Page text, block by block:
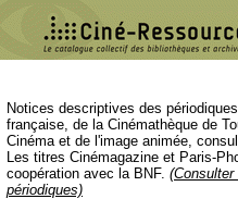
Notices descriptives des
française, de la Cinémathèque de
Cinéma et de l'image animée,
Les titres Cinémagazine et Paris-
coopération avec la BNF.
périodiques)